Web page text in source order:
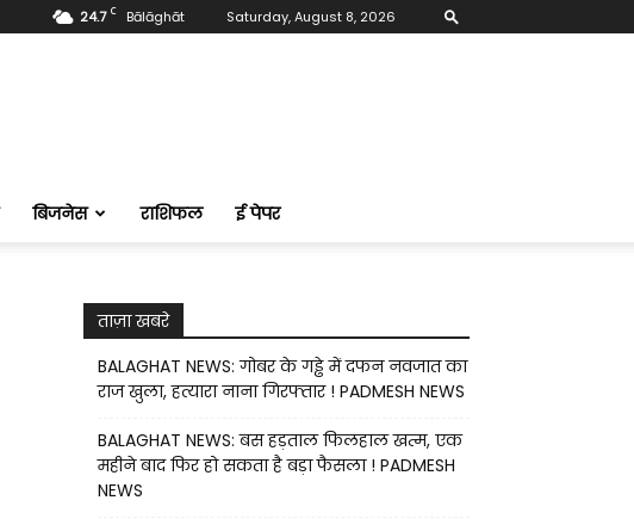
24.7 C Bālāghāt Saturday, August 8, 2026
बिजनेस राशिफल ई पेपर
ताज़ा खबरे
BALAGHAT NEWS: गोबर के गड्ढे में दफन नवजात का
राज खुला, हत्यारा नाना गिरफ्तार ! PADMESH NEWS
BALAGHAT NEWS: बस हड़ताल फिलहाल खत्म, एक
महीने बाद फिर हो सकता है बड़ा फैसला ! PADMESH
NEWS